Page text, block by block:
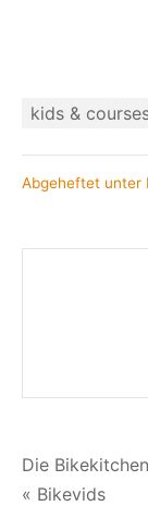
kids &
Abgeheftet unter
Die
« Bikevids